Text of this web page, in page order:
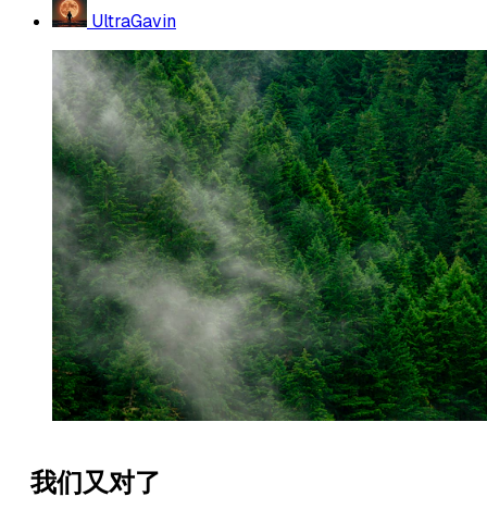
UltraGavin
我们又对了